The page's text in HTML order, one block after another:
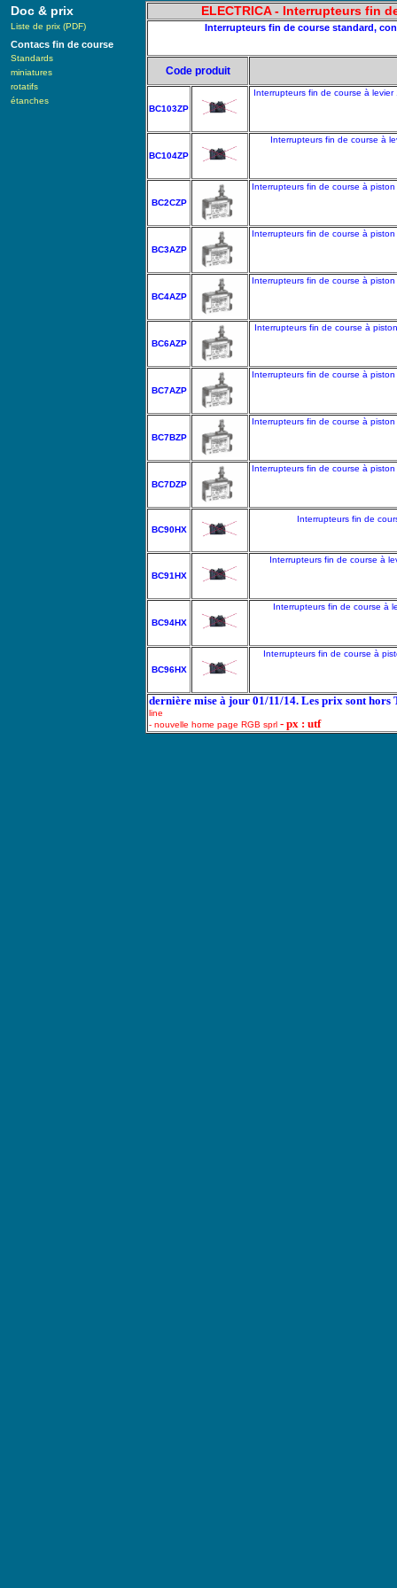
Doc & prix
Liste de prix (PDF)
Contacs fin de course
Standards
miniatures
rotatifs
étanches
ELECTRICA - Interrupteurs fin
Interrupteurs fin de course standard,
Code produit
BC103ZP
Interrupteurs fin de course à
BC104ZP
Interrupteurs fin de course à
BC2CZP
Interrupteurs fin de course à
BC3AZP
Interrupteurs fin de course à
BC4AZP
Interrupteurs fin de course à
BC6AZP
Interrupteurs fin de course à
BC7AZP
Interrupteurs fin de course à
BC7BZP
Interrupteurs fin de course à
BC7DZP
Interrupteurs fin de course à
BC90HX
Interrupteurs fin de
BC91HX
Interrupteurs fin de course à
BC94HX
Interrupteurs fin de course à
BC96HX
Interrupteurs fin de course à
dernière mise à jour 01/11/14. Les prix sont
line
- nouvelle home page RGB sprl - px : utf